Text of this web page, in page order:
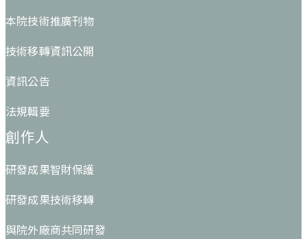
本院技術推廣刊物
技術移轉資訊公開
資訊公告
法規輯要
創作人
研發成果智財保護
研發成果技術移轉
與院外廠商共同研發